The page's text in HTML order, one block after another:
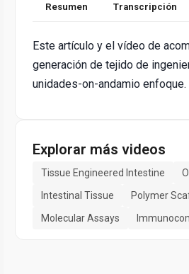
Resumen Transcripción
Este artículo y el vídeo de
generación de tejido de
unidades-on-andamio enfoque.
Explorar más videos
Tissue Engineered Intestine
Intestinal Tissue
Polymer
Molecular Assays